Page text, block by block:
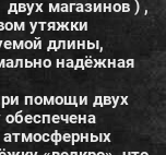
магазинов ) ,
утяжки
длины,
надёжная
помощи двух
атмосферных